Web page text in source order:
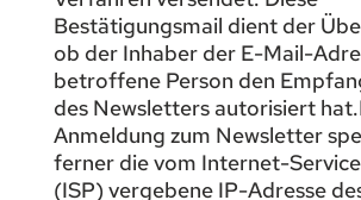
Bestätigungsmail dient der
ob der Inhaber der E-Mail-
betroffene Person den
des Newsletters autorisiert
Anmeldung zum Newsletter
ferner die vom Internet-
(ISP) vergebene IP-Adresse